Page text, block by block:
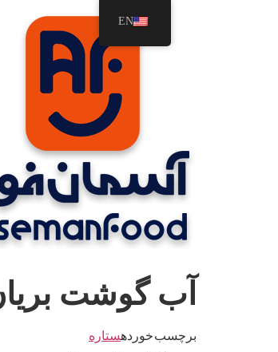
آب گوشت
برچسب خوردهستاره
EN